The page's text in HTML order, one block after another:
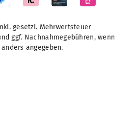
gesetzl. Mehrwertsteuer
ggf. Nachnahmegebühren, wenn
angegeben.